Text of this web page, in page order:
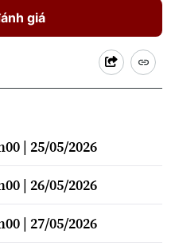
giá
| 25/05/2026
| 26/05/2026
| 27/05/2026